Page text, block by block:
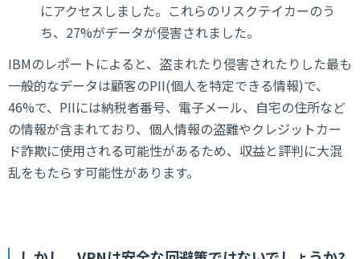
にアクセスしました。これらのリスクテイカーのう
ち、27%がデータが侵害されました。
IBMのレポートによると、盗まれたり侵害されたりした最も
一般的なデータは顧客のPII(個人を特定できる情報)で、
46%で、PIIには納税者番号、電子メール、自宅の住所など
の情報が含まれており、個人情報の盗難やクレジットカー
ド詐欺に使用される可能性があるため、収益と評判に大混
乱をもたらす可能性があります。